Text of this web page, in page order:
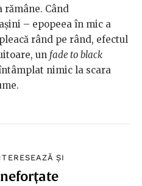
rămâne. Când
– epopeea în mic a
rând pe rând, efectul
un fade to black
nimic la scara
ȘI